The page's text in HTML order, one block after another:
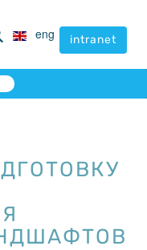
eng intranet
eng intranet